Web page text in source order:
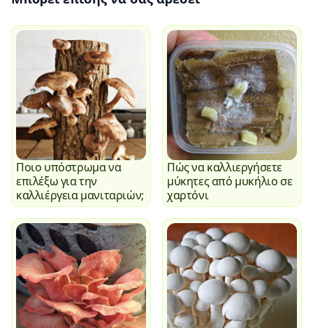
Ποιο υπόστρωμα να
επιλέξω για την
καλλιέργεια μανιταριών;
Πώς να καλλιεργήσετε
μύκητες από μυκήλιο σε
χαρτόνι